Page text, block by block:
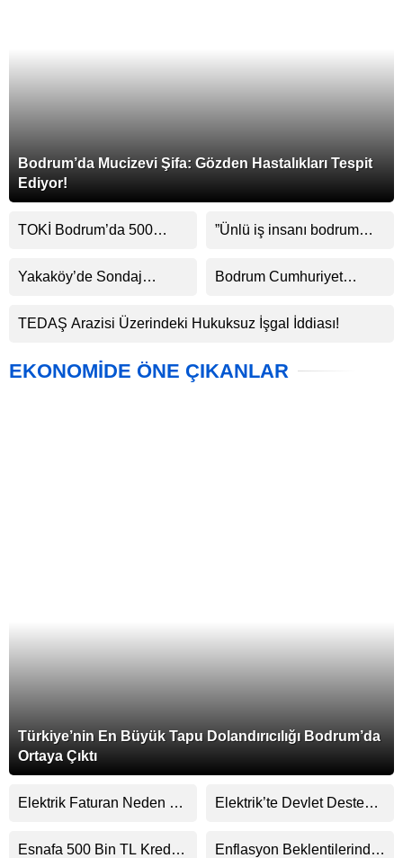
Bodrum’da Mucizevi Şifa: Gözden Hastalıkları Tespit
Ediyor!
TOKİ Bodrum’da 500
”Ünlü iş insanı bodrum
Yakaköy’de Sondaj
Çıktı, Test Süreci Başladı
Bodrum Cumhuriyet
Bürosu’ndan örnek
uzlaşma
TEDAŞ Arazisi Üzerindeki Hukuksuz İşgal İddiası!
EKONOMİDE ÖNE ÇIKANLAR
Türkiye’nin En Büyük Tapu Dolandırıcılığı Bodrum’da
Ortaya Çıktı
Elektrik Faturan Neden Bu
Elektrik’te Devlet Desteği
Operasyonu
Esnafa 500 Bin TL Kredi!
Enflasyon Beklentilerinde